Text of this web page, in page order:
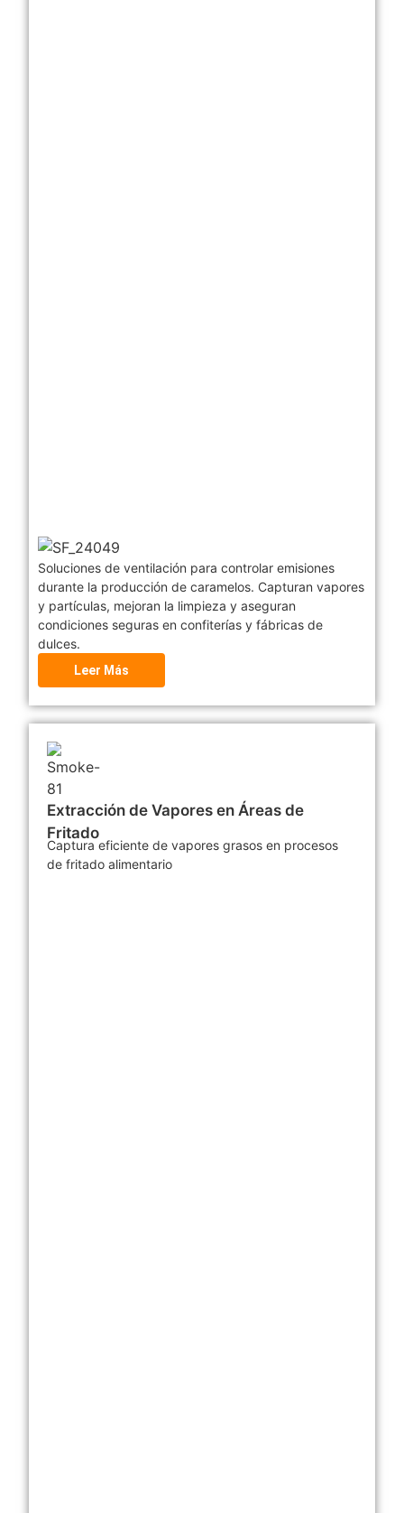
Soluciones de ventilación para controlar emisiones
durante la producción de caramelos. Capturan vapores
y partículas, mejoran la limpieza y aseguran
condiciones seguras en confiterías y fábricas de
dulces.
Leer Más
Extracción de Vapores en Áreas de
Fritado
Captura eficiente de vapores grasos en procesos
de fritado alimentario